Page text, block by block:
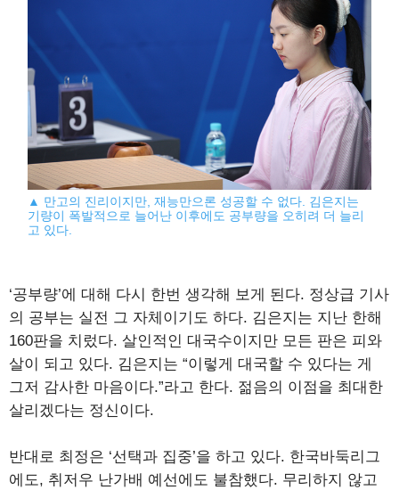
▲ 만고의 진리이지만, 재능만으론 성공할 수 없다. 김은지는
기량이 폭발적으로 늘어난 이후에도 공부량을 오히려 더 늘리
고 있다.
‘공부량’에 대해 다시 한번 생각해 보게 된다. 정상급 기사
의 공부는 실전 그 자체이기도 하다. 김은지는 지난 한해
160판을 치렀다. 살인적인 대국수이지만 모든 판은 피와
살이 되고 있다. 김은지는 “이렇게 대국할 수 있다는 게
그저 감사한 마음이다.”라고 한다. 젊음의 이점을 최대한
살리겠다는 정신이다.
반대로 최정은 ‘선택과 집중’을 하고 있다. 한국바둑리그
에도, 취저우 난가배 예선에도 불참했다. 무리하지 않고